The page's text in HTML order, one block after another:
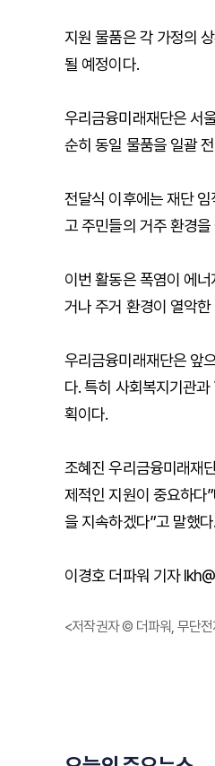
지원 물품은 각 가정의
될 예정이다.
우리금융미래재단은 서
순히 동일 물품을 일괄
전달식 이후에는 재단
고 주민들의 거주 환경
이번 활동은 폭염이 에
거나 주거 환경이 열악
우리금융미래재단은 앞
다. 특히 사회복지기관
획이다.
조혜진 우리금융미래재
제적인 지원이 중요하다
을 지속하겠다”고 말했다.
이경호 더파워 기자
<저작권자 © 더파워, 무단